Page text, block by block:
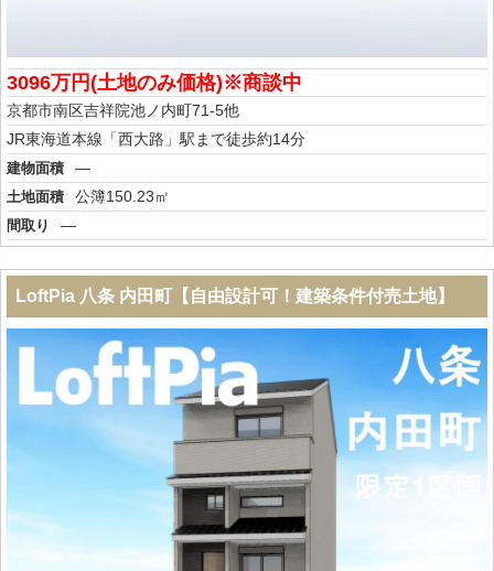
3096万円(土地のみ価格)※商談中
京都市南区吉祥院池ノ内町71-5他
JR東海道本線「西大路」駅まで徒歩約14分
建物面積 ―
土地面積 公簿150.23㎡
間取り ―
LoftPia 八条 内田町【自由設計可！建築条件付売土地】